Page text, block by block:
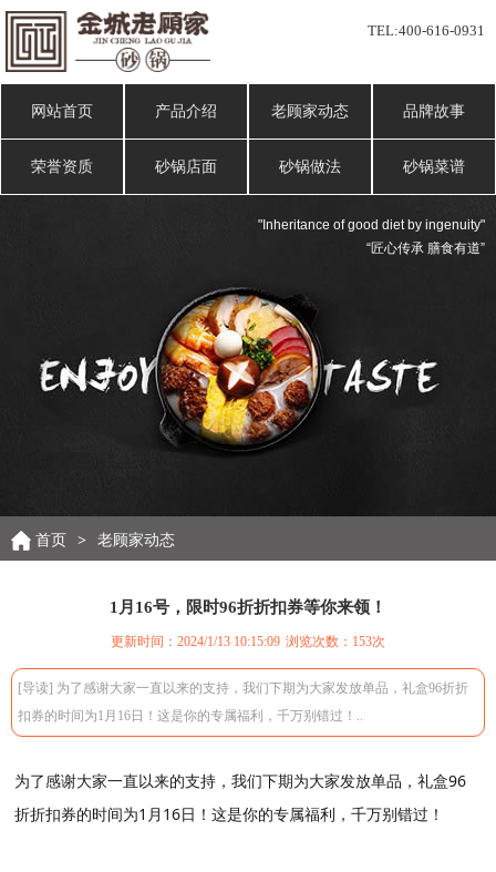
TEL:400-616-0931
网站首页 产品介绍 老顾家动态 品牌故事
荣誉资质 砂锅店面 砂锅做法 砂锅菜谱
"Inheritance of good diet by ingenuity"
“匠心传承 膳食有道”
首页 > 老顾家动态
1月16号，限时96折折扣券等你来领！
更新时间：2024/1/13 10:15:09 浏览次数： 153次
[导读] 为了感谢大家一直以来的支持，我们下期为大家发放单品，礼盒96折折
扣券的时间为1月16日！这是你的专属福利，千万别错过！..
为了感谢大家一直以来的支持，我们下期为大家发放单品，礼盒96
折折扣券的时间为1月16日！这是你的专属福利，千万别错过！